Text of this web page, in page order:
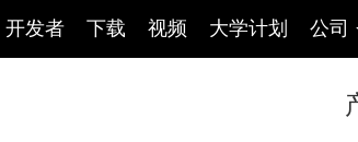
开发者 下载 视频 大学计划 公司